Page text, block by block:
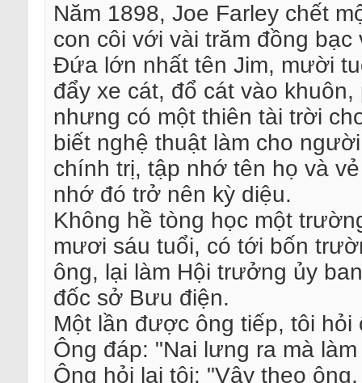
Năm 1898, Joe Farley chết
con côi với vài trăm đồng bạc
Đứa lớn nhất tên Jim, mười
đẩy xe cát, đổ cát vào
nhưng có một thiên tài trời
biết nghệ thuật làm cho
chính trị, tập nhớ tên họ và
nhớ đó trở nên kỳ diệu.
Không hề tòng học một
mươi sáu tuổi, có tới bốn
ông, lại làm Hội trưởng ủy
đốc sở Bưu điện.
Một lần được ông tiếp, tôi
Ông đáp: "Nai lưng ra mà
Ông hỏi lại tôi: "Vậy theo